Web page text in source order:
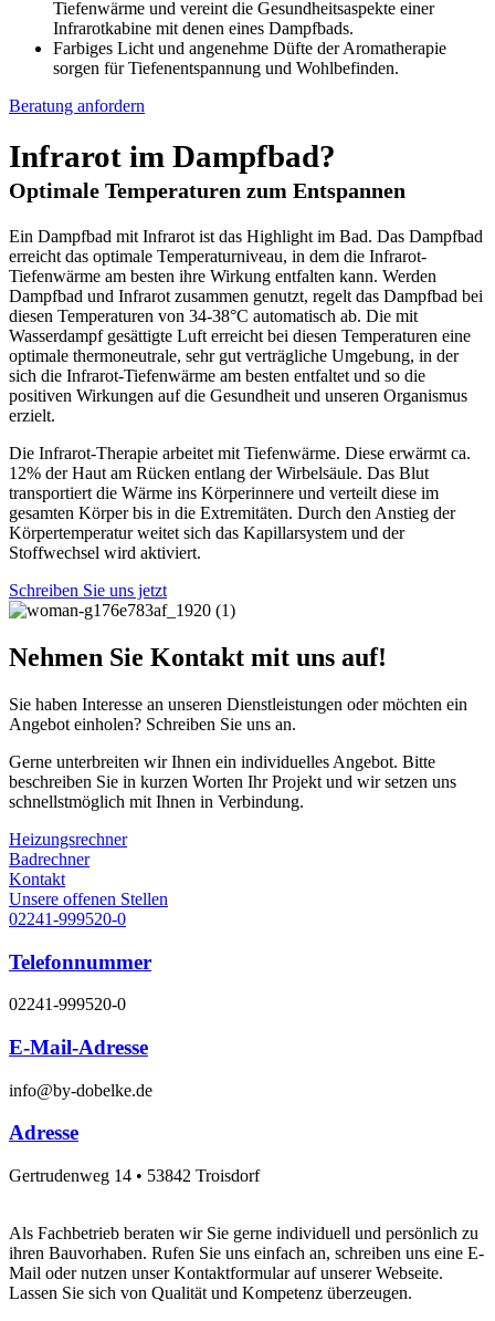
Tiefenwärme und vereint die Gesundheitsaspekte einer
Infrarotkabine mit denen eines Dampfbads.
Farbiges Licht und angenehme Düfte der Aromatherapie
sorgen für Tiefenentspannung und Wohlbefinden.
Beratung anfordern
Infrarot im Dampfbad?
Optimale Temperaturen zum Entspannen
Ein Dampfbad mit Infrarot ist das Highlight im Bad. Das Dampfbad
erreicht das optimale Temperaturniveau, in dem die Infrarot-
Tiefenwärme am besten ihre Wirkung entfalten kann. Werden
Dampfbad und Infrarot zusammen genutzt, regelt das Dampfbad bei
diesen Temperaturen von 34-38°C automatisch ab. Die mit
Wasserdampf gesättigte Luft erreicht bei diesen Temperaturen eine
optimale thermoneutrale, sehr gut verträgliche Umgebung, in der
sich die Infrarot-Tiefenwärme am besten entfaltet und so die
positiven Wirkungen auf die Gesundheit und unseren Organismus
erzielt.
Die Infrarot-Therapie arbeitet mit Tiefenwärme. Diese erwärmt ca.
12% der Haut am Rücken entlang der Wirbelsäule. Das Blut
transportiert die Wärme ins Körperinnere und verteilt diese im
gesamten Körper bis in die Extremitäten. Durch den Anstieg der
Körpertemperatur weitet sich das Kapillarsystem und der
Stoffwechsel wird aktiviert.
Schreiben Sie uns jetzt
Nehmen Sie Kontakt mit uns auf!
Sie haben Interesse an unseren Dienstleistungen oder möchten ein
Angebot einholen? Schreiben Sie uns an.
Gerne unterbreiten wir Ihnen ein individuelles Angebot. Bitte
beschreiben Sie in kurzen Worten Ihr Projekt und wir setzen uns
schnellstmöglich mit Ihnen in Verbindung.
Heizungsrechner
Badrechner
Kontakt
Unsere offenen Stellen
02241-999520-0
Telefonnummer
02241-999520-0
E-Mail-Adresse
info@by-dobelke.de
Adresse
Gertrudenweg 14 • 53842 Troisdorf
Als Fachbetrieb beraten wir Sie gerne individuell und persönlich zu
ihren Bauvorhaben. Rufen Sie uns einfach an, schreiben uns eine E-
Mail oder nutzen unser Kontaktformular auf unserer Webseite.
Lassen Sie sich von Qualität und Kompetenz überzeugen.